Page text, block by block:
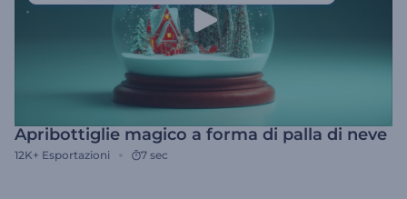
Apribottiglie magico a forma di palla di neve
12K+ Esportazioni 7 sec